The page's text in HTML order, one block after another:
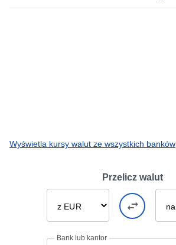
Wyświetla kursy walut ze wszystkich banków
Przelicz walut
Bank lub kantor